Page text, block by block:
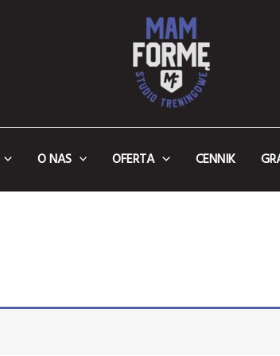
O NAS OFERTA CENNIK